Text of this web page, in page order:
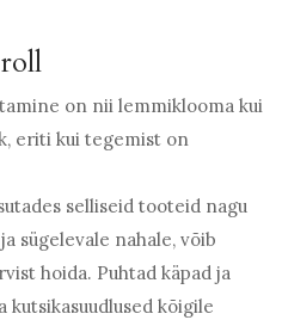
on nii lemmiklooma kui
eriti kui tegemist on
selliseid tooteid nagu
sügelevale nahale, võib
hoida. Puhtad käpad ja
kutsikasuudlused kõigile